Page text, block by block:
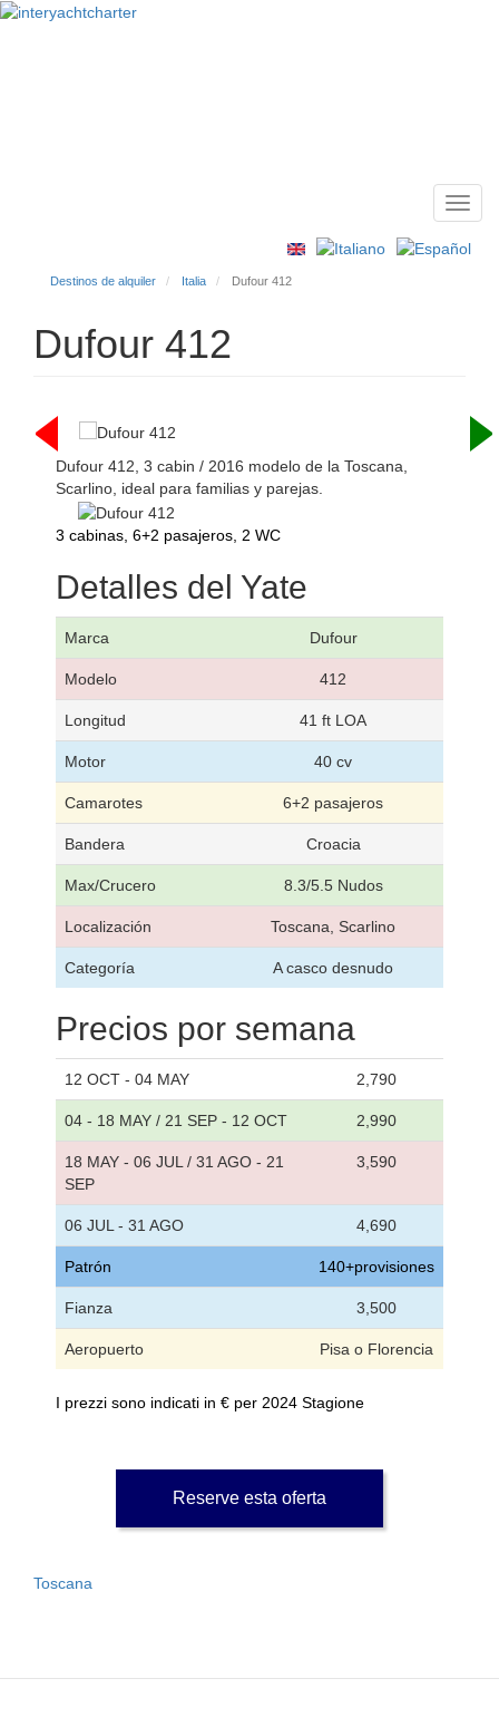
Destinos de alquiler Italia Dufour 412
Dufour 412
Dufour 412, 3 cabin / 2016 modelo de la Toscana,
Scarlino, ideal para familias y parejas.
3 cabinas, 6+2 pasajeros, 2 WC
Detalles del Yate
Marca Dufour
Modelo 412
Longitud 41 ft LOA
Motor 40 cv
Camarotes 6+2 pasajeros
Bandera Croacia
Max/Crucero 8.3/5.5 Nudos
Localización Toscana, Scarlino
Categoría A casco desnudo
Precios por semana
12 OCT - 04 MAY 2,790
04 - 18 MAY / 21 SEP - 12 OCT 2,990
18 MAY - 06 JUL / 31 AGO - 21
SEP
3,590
06 JUL - 31 AGO 4,690
Patrón 140+provisiones
Fianza 3,500
Aeropuerto Pisa o Florencia
I prezzi sono indicati in € per 2024 Stagione
Reserve esta oferta
Toscana